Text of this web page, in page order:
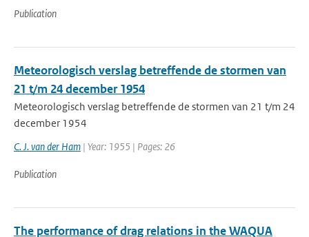
Publication
Meteorologisch verslag betreffende de stormen van
21 t/m 24 december 1954
Meteorologisch verslag betreffende de stormen van 21 t/m 24
december 1954
C. J. van der Ham | Year: 1955 | Pages: 26
Publication
The performance of drag relations in the WAQUA